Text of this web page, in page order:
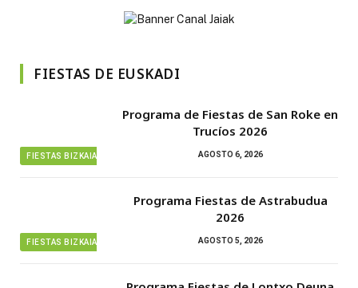
FIESTAS DE EUSKADI
FIESTAS BIZKAIA
Programa de Fiestas de San Roke en
Trucíos 2026
AGOSTO 6, 2026
FIESTAS BIZKAIA
Programa Fiestas de Astrabudua
2026
AGOSTO 5, 2026